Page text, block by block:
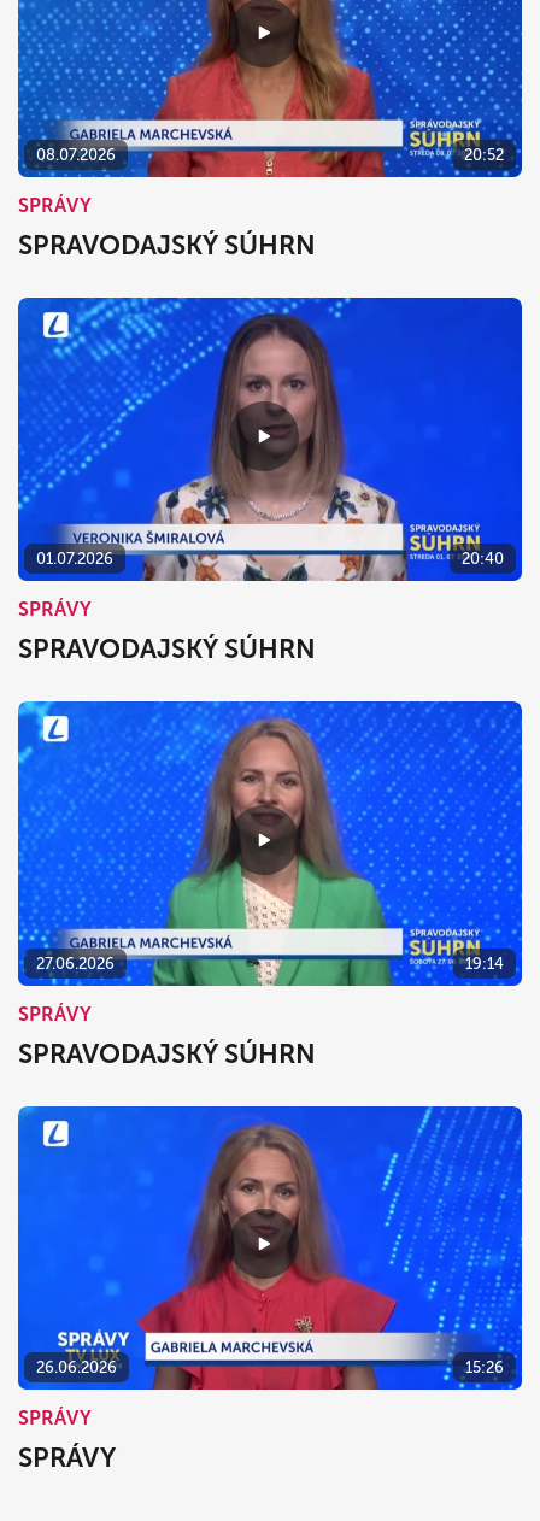
08.07.2026 20:52
SPRÁVY
SPRAVODAJSKÝ SÚHRN
01.07.2026 20:40
SPRÁVY
SPRAVODAJSKÝ SÚHRN
27.06.2026 19:14
SPRÁVY
SPRAVODAJSKÝ SÚHRN
26.06.2026 15:26
SPRÁVY
SPRÁVY